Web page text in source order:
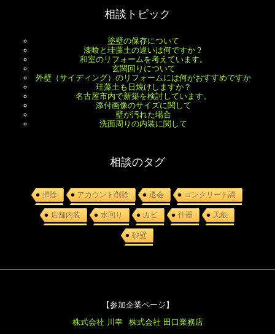
相談トピック
塗壁の保存について
漆喰と珪藻土の違いは何ですか？
和室のリフォームを考えています。
玄関回りについて
外壁（サイディング）のリフォームには何がおすすめですか
珪藻土も日焼けしますか？
名古屋市内で新築を検討しています。
添付画像のサイズに関して
壁が汚れた場合
洗面周りの内装に関して
相談のタグ
掃除 アカウント削除 退会 コンクリート調
店舗内装 水回り カビ 什器 天板
砂壁
【参加企業ページ】
株式会社 川幸
株式会社 田口業務店